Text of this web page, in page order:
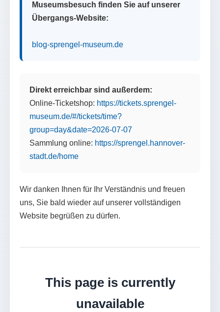
Museumsbesuch finden Sie auf unserer
Übergangs-Website:
blog-sprengel-museum.de
Direkt erreichbar sind außerdem:
Online-Ticketshop: https://tickets.sprengel-
museum.de/#/tickets/time?
group=day&date=2026-07-07
Sammlung online: https://sprengel.hannover-
stadt.de/home
Wir danken Ihnen für Ihr Verständnis und freuen
uns, Sie bald wieder auf unserer vollständigen
Website begrüßen zu dürfen.
This page is currently
unavailable